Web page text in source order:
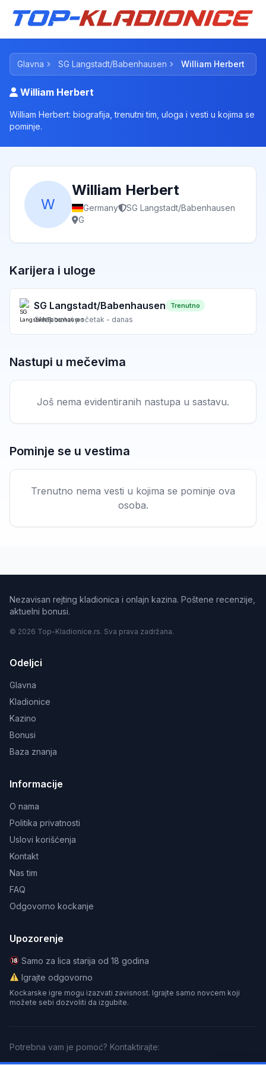
Glavna SG Langstadt/Babenhausen William Herbert
William Herbert
William Herbert: biografija, trenutni tim, uloga i vesti u kojima se
pominje.
W
William Herbert
Germany
SG Langstadt/Babenhausen
G
Karijera i uloge
SG Langstadt/Babenhausen Trenutno
GNepoznat početak - danas
Nastupi u mečevima
Još nema evidentiranih nastupa u sastavu.
Pominje se u vestima
Trenutno nema vesti u kojima se pominje ova
osoba.
Nezavisan rejting kladionica i onlajn kazina. Poštene recenzije,
aktuelni bonusi.
© 2026 Top-Kladionice.rs. Sva prava zadržana.
Odeljci
Glavna
Kladionice
Kazino
Bonusi
Baza znanja
Informacije
O nama
Politika privatnosti
Uslovi korišćenja
Kontakt
Nas tim
FAQ
Odgovorno kockanje
Upozorenje
Samo za lica starija od 18 godina
Igrajte odgovorno
Kockarske igre mogu izazvati zavisnost. Igrajte samo novcem koji
možete sebi dozvoliti da izgubite.
Potrebna vam je pomoć? Kontaktirajte: